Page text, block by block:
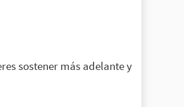
sostener más adelante y